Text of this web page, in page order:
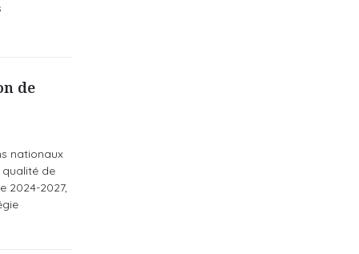
de
nationaux
de
2024-2027,